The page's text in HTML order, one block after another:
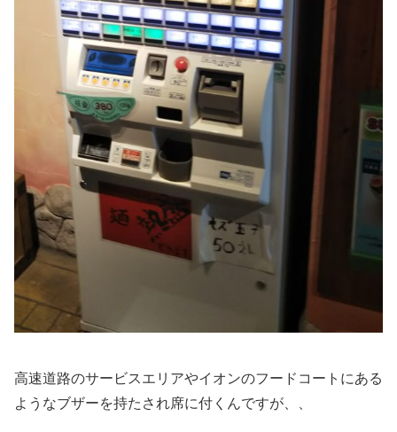
高速道路のサービスエリアやイオンのフードコートにある
ようなブザーを持たされ席に付くんですが、、